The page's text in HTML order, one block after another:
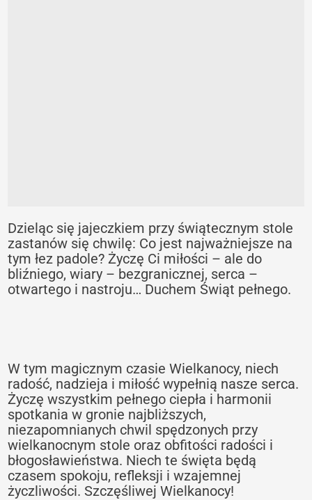
Dzieląc się jajeczkiem przy świątecznym stole
zastanów się chwilę: Co jest najważniejsze na
tym łez padole? Życzę Ci miłości – ale do
bliźniego, wiary – bezgranicznej, serca –
otwartego i nastroju… Duchem Świąt pełnego.
W tym magicznym czasie Wielkanocy, niech
radość, nadzieja i miłość wypełnią nasze serca.
Życzę wszystkim pełnego ciepła i harmonii
spotkania w gronie najbliższych,
niezapomnianych chwil spędzonych przy
wielkanocnym stole oraz obfitości radości i
błogosławieństwa. Niech te święta będą
czasem spokoju, refleksji i wzajemnej
życzliwości. Szczęśliwej Wielkanocy!